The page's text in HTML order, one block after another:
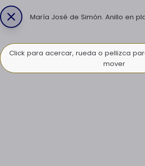
María José de Simón. Anillo en
Click para acercar, rueda o pellizca
mover